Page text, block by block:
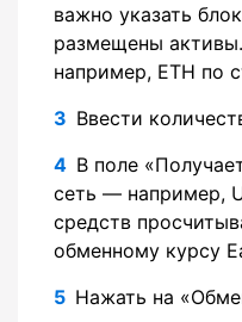
важно указать
размещены
например, ETH по
Ввести
В поле
сеть — например,
средств
обменному курсу
Нажать на